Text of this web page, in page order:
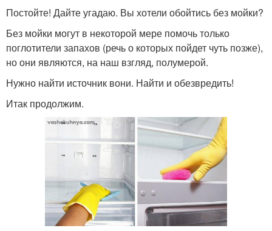
Постойте! Дайте угадаю. Вы хотели обойтись без мойки?
Без мойки могут в некоторой мере помочь только
поглотители запахов (речь о которых пойдет чуть позже),
но они являются, на наш взгляд, полумерой.
Нужно найти источник вони. Найти и обезвредить!
Итак продолжим.